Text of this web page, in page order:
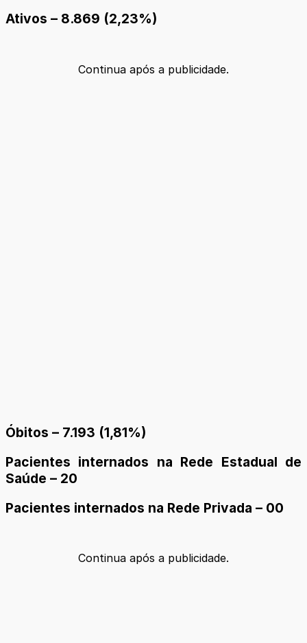
Ativos – 8.869 (2,23%)
Continua após a publicidade.
Óbitos – 7.193 (1,81%)
Pacientes internados na Rede Estadual de
Saúde – 20
Pacientes internados na Rede Privada – 00
Continua após a publicidade.